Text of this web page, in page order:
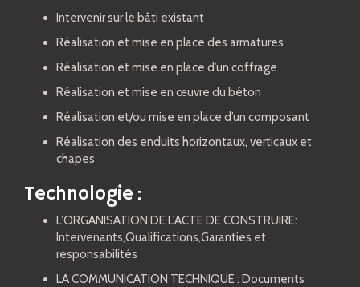
Intervenir sur le bâti existant
Réalisation et mise en place des armatures
Réalisation et mise en place d’un coffrage
Réalisation et mise en œuvre du béton
Réalisation et/ou mise en place d’un composant
Réalisation des enduits horizontaux, verticaux et
chapes
Technologie :
L’ORGANISATION DE L'ACTE DE CONSTRUIRE:
Intervenants,Qualifications,Garanties et
responsabilités
LA COMMUNICATION TECHNIQUE : Documents